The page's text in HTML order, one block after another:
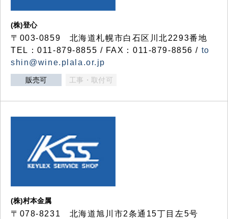
(株)登心
〒003-0859 北海道札幌市白石区川北2293番地
TEL：011-879-8855 / FAX：011-879-8856 / to
shin@wine.plala.or.jp
販売可 工事・取付可
(株)村本金属
〒078-8231 北海道旭川市2条通15丁目左5号